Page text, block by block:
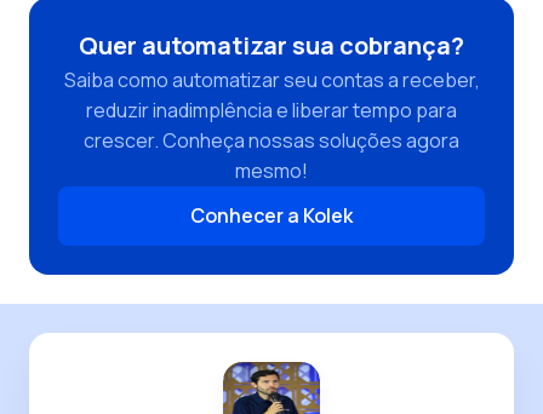
Quer automatizar sua cobrança?
Saiba como automatizar seu contas a receber,
reduzir inadimplência e liberar tempo para
crescer. Conheça nossas soluções agora
mesmo!
Conhecer a Kolek